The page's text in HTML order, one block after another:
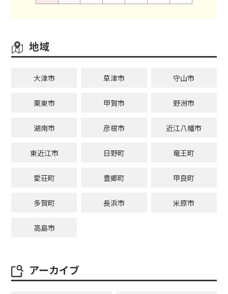
地域
大津市 草津市 守山市
栗東市 甲賀市 野洲市
湖南市 彦根市 近江八幡市
東近江市 日野町 竜王町
愛荘町 豊郷町 甲良町
多賀町 長浜市 米原市
高島市
アーカイブ